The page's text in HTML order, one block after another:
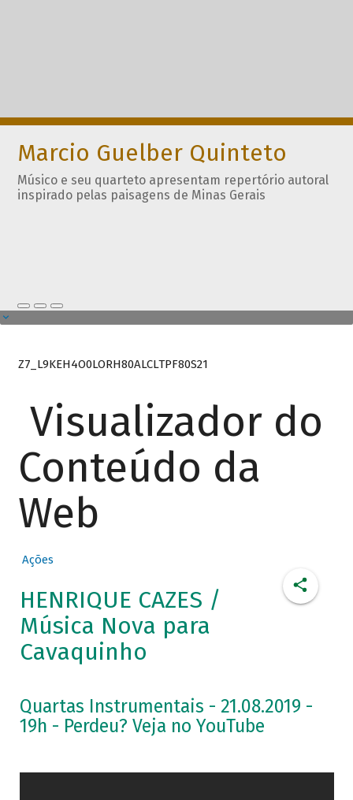
Marcio Guelber Quinteto
Músico e seu quarteto apresentam repertório autoral
inspirado pelas paisagens de Minas Gerais
Z7_L9KEH4O0LORH80ALCLTPF80S21
Visualizador do
Conteúdo da
Web
Ações
HENRIQUE CAZES /
Música Nova para
Cavaquinho
Quartas Instrumentais - 21.08.2019 -
19h - Perdeu? Veja no YouTube